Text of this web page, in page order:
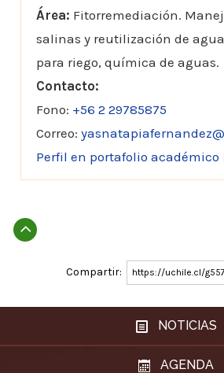
Área: Fitorremediación.
salinas y reutilización de
para riego, química de aguas.
Contacto:
Fono: +56 2 29785875
Correo:
Perfil en portafolio académico
Subir
Compartir: https://uchile.cl/
NOTICIAS
AGENDA